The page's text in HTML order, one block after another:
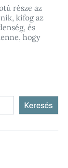
része az
kifog az
és
hogy
Keresés